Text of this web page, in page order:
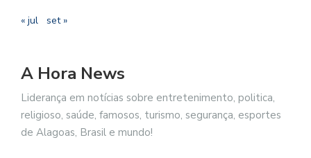
« jul set »
A Hora News
Liderança em notícias sobre entretenimento, politica,
religioso, saúde, famosos, turismo, segurança, esportes
de Alagoas, Brasil e mundo!